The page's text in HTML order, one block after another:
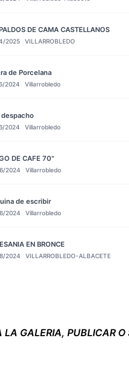
DE CAMA CASTELLANOS
2025 VILLARROBLEDO
de Porcelana
2024 Villarrobledo
despacho
2024 Villarrobledo
DE CAFE 70"
2024 Villarrobledo
de escribir
2024 Villarrobledo
EN BRONCE
2024 VILLARROBLEDO-ALBACETE
LA GALERIA, PUBLICAR